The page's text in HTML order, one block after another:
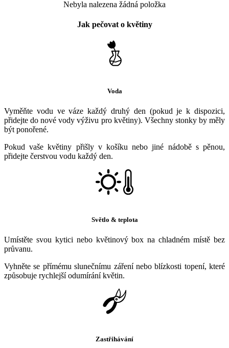
Nebyla nalezena žádná položka
Jak pečovat o květiny
Voda
Vyměňte vodu ve váze každý druhý den (pokud je k dispozici,
přidejte do nové vody výživu pro květiny). Všechny stonky by měly
být ponořené.
Pokud vaše květiny přišly v košíku nebo jiné nádobě s pěnou,
přidejte čerstvou vodu každý den.
Světlo & teplota
Umístěte svou kytici nebo květinový box na chladném místě bez
průvanu.
Vyhněte se přímému slunečnímu záření nebo blízkosti topení, které
způsobuje rychlejší odumírání květin.
Zastřihávání